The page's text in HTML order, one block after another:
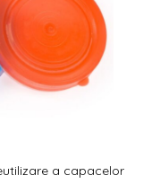
a capacelor